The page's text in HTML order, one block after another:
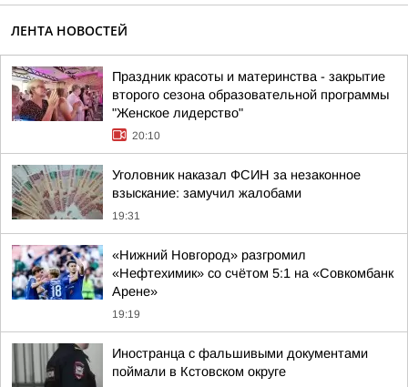
ЛЕНТА НОВОСТЕЙ
Праздник красоты и материнства - закрытие
второго сезона образовательной программы
"Женское лидерство"
20:10
Уголовник наказал ФСИН за незаконное
взыскание: замучил жалобами
19:31
«Нижний Новгород» разгромил
«Нефтехимик» со счётом 5:1 на «Совкомбанк
Арене»
19:19
Иностранца с фальшивыми документами
поймали в Кстовском округе